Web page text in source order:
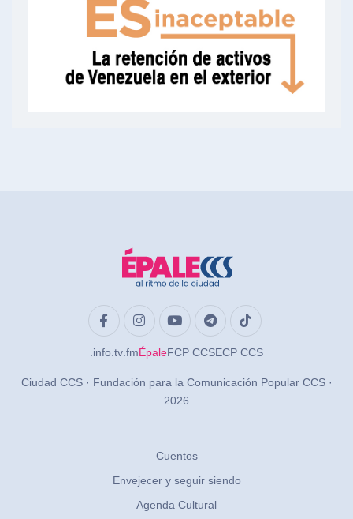
.info .tv .fmÉpaleFCP CCSECP CCS
Ciudad CCS · Fundación para la Comunicación Popular CCS ·
2026
Cuentos
Envejecer y seguir siendo
Agenda Cultural